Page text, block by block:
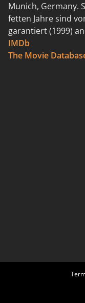
Munich, Germany.
fetten Jahre sind
garantiert (1999)
read more
IMDb
The Movie